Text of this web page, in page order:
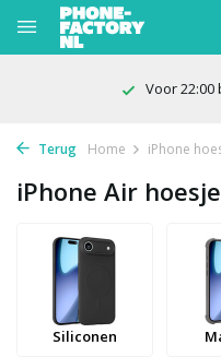
100
Terug Home iPhone
iPhone Air
Siliconen